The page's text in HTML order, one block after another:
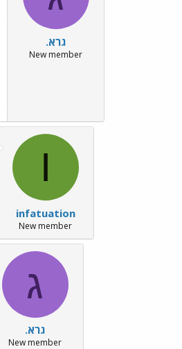
גרא.
New member
I
infatuation
New member
ג
גרא.
New member